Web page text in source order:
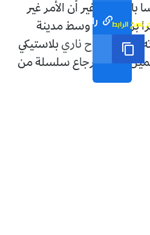
رابط مختصر نسخ الرابط
غير أن الأمر غير
بزي نسائي وسط مدينة
مجسم سلاح ناري بلاستيكي
مع استرجاع سلسلة من